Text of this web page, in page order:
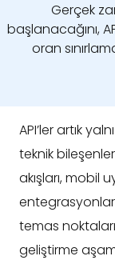
Gerçek
başlanacağını,
oran
API’ler artık
teknik
akışları, mobil
temas
geliştirme